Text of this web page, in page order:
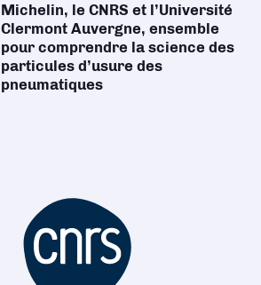
Michelin, le CNRS et l’Université
Clermont Auvergne, ensemble
pour comprendre la science des
particules d’usure des
pneumatiques